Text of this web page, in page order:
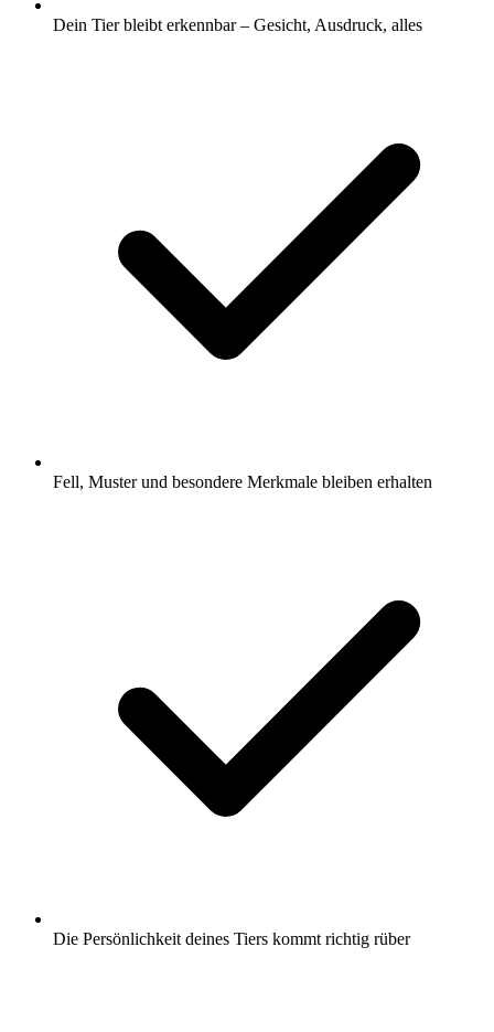
Dein Tier bleibt erkennbar – Gesicht, Ausdruck, alles
Fell, Muster und besondere Merkmale bleiben erhalten
Die Persönlichkeit deines Tiers kommt richtig rüber